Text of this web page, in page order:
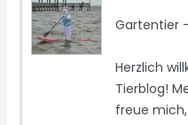
Gartentier
Herzlich
Tierblog!
freue